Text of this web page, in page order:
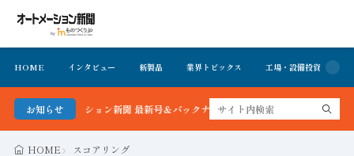
HOME インタビュー 新製品 業界トピックス 工場・設備投資
お知らせ
オートメーション新聞 最新号＆バックナンバーを無料で公開中 詳細はこちら
HOME スコアリング